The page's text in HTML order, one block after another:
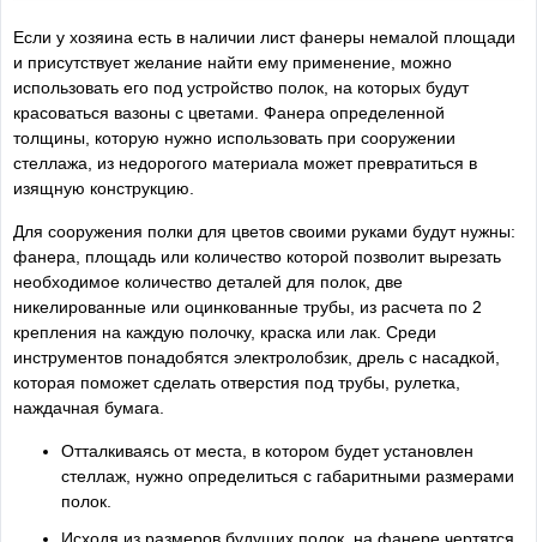
Если у хозяина есть в наличии лист фанеры немалой площади
и присутствует желание найти ему применение, можно
использовать его под устройство полок, на которых будут
красоваться вазоны с цветами. Фанера определенной
толщины, которую нужно использовать при сооружении
стеллажа, из недорогого материала может превратиться в
изящную конструкцию.
Для сооружения полки для цветов своими руками будут нужны:
фанера, площадь или количество которой позволит вырезать
необходимое количество деталей для полок, две
никелированные или оцинкованные трубы, из расчета по 2
крепления на каждую полочку, краска или лак. Среди
инструментов понадобятся электролобзик, дрель с насадкой,
которая поможет сделать отверстия под трубы, рулетка,
наждачная бумага.
Отталкиваясь от места, в котором будет установлен
стеллаж, нужно определиться с габаритными размерами
полок.